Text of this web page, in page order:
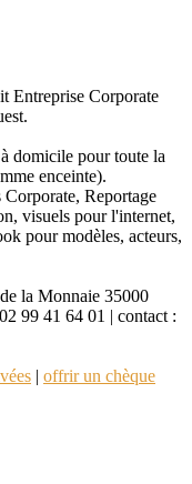
Entreprise Corporate
domicile pour toute la
enceinte).
Reportage
visuels pour l'internet,
pour modèles, acteurs,
la Monnaie 35000
99 41 64 01 | contact :
| offrir un chèque